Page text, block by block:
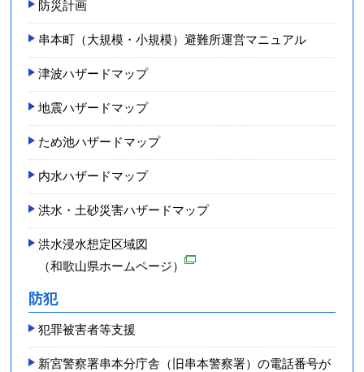
防災計画
串本町（大規模・小規模）避難所運営マニュアル
津波ハザードマップ
地震ハザードマップ
ため池ハザードマップ
内水ハザードマップ
洪水・土砂災害ハザードマップ
洪水浸水想定区域図
（和歌山県ホームページ）
防犯
犯罪被害者等支援
新宮警察署串本分庁舎（旧串本警察署）の電話番号が